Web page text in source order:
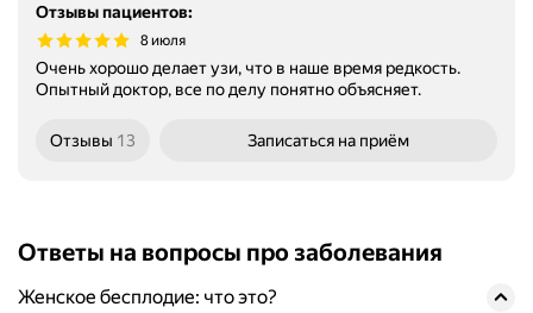
Отзывы пациентов:
8 июля
Очень хорошо делает узи, что в наше время редкость.
Опытный доктор, все по делу понятно объясняет.
Отзывы 13 Записаться на приём
Ответы на вопросы про заболевания
Женское бесплодие: что это?